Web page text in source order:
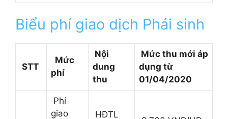
Biểu phí giao dịch Phái sinh
STT
Mức
phí
Nội
dung
thu
Mức thu mới áp
dụng từ
01/04/2020
Phí
giao
HĐTL